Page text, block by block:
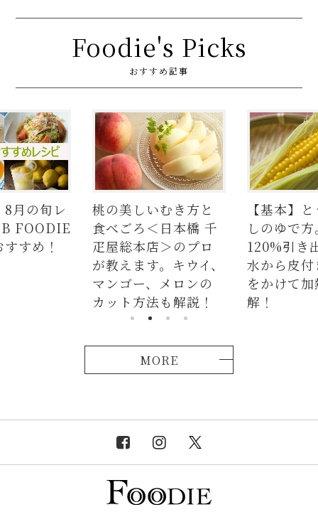
Foodie's Picks
おすすめ記事
むき方と
日本橋 千
＞のプロ
【基本】とうもろこ
しのゆで方。甘さを
120%引き出すには、
水から皮付き＆時間
をかけて加熱が正
解！
【簡単】
の人気レ
ラダはタ
麺、よだ
つかない
説！
MORE